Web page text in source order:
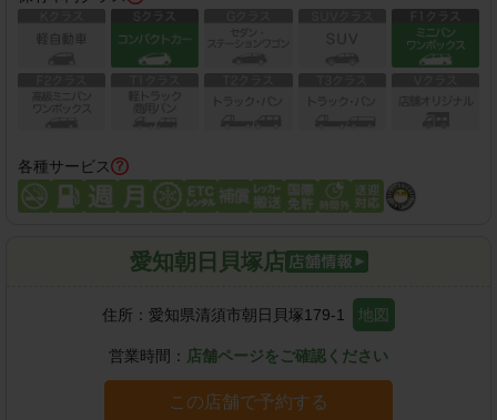
各種サービス
愛知朝日貝塚店
住所： 愛知県清須市朝日貝塚179-1 地図
営業時間： 店舗ページをご確認ください
この店舗で予約する